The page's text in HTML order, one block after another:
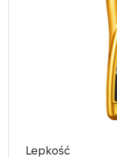
Lepkość